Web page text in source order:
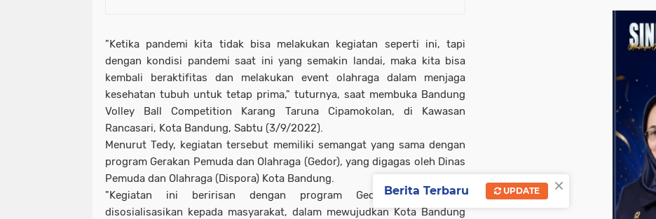
"Ketika pandemi kita tidak bisa melakukan kegiatan seperti ini, tapi
dengan kondisi pandemi saat ini yang semakin landai, maka kita bisa
kembali beraktifitas dan melakukan event olahraga dalam menjaga
kesehatan tubuh untuk tetap prima," tuturnya, saat membuka Bandung
Volley Ball Competition Karang Taruna Cipamokolan, di Kawasan
Rancasari, Kota Bandung, Sabtu (3/9/2022).
Menurut Tedy, kegiatan tersebut memiliki semangat yang sama dengan
program Gerakan Pemuda dan Olahraga (Gedor), yang digagas oleh Dinas
Pemuda dan Olahraga (Dispora) Kota Bandung.
"Kegiatan ini beririsan dengan program Gedor, yang terus
disosialisasikan kepada masyarakat, dalam mewujudkan Kota Bandung
×
Berita Terbaru UPDATE